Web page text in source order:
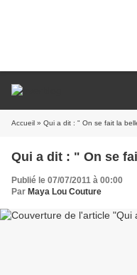
Accueil » Qui a dit : " On se fait la
Qui a dit : " On se
Publié le 07/07/2011 à 00:00
Par Maya Lou Couture